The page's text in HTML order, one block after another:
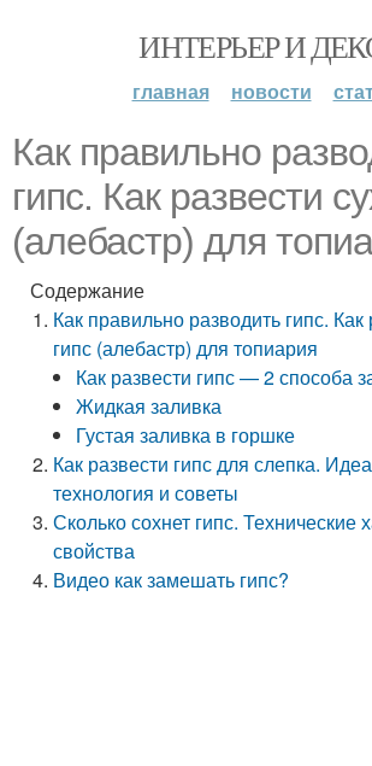
ИНТЕРЬЕР И
главная новости
Как правильно
гипс. Как развести
(алебастр) для
Содержание
Как правильно разводить гипс. Как
гипс (алебастр) для топиария
Как развести гипс — 2 способа
Жидкая заливка
Густая заливка в горшке
Как развести гипс для слепка.
технология и советы
Сколько сохнет гипс. Технические
свойства
Видео как замешать гипс?